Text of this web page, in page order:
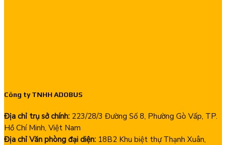
Công ty TNHH ADOBUS
Địa chỉ trụ sở chính: 223/28/3 Đường Số 8, Phường Gò Vấp, TP.
Hồ Chí Minh, Việt Nam
Địa chỉ Văn phòng đại diện: 18B2 Khu biệt thự Thạnh Xuân,